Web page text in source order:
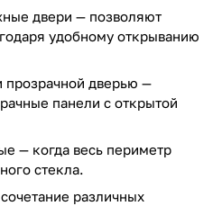
двери — позволяют
удобному открыванию
прозрачной дверью —
панели с открытой
— когда весь периметр
стекла.
различных